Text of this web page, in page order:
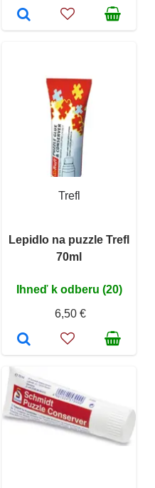
Trefl
Lepidlo na puzzle Trefl
70ml
Ihneď k odberu (20)
6,50 €